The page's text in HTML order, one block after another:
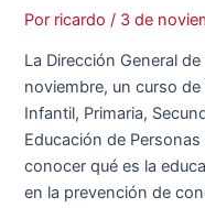
Por ricardo/ 3 de
La Dirección General
noviembre, un curso
Infantil, Primaria,
Educación de
conocer qué es la
en la prevención de